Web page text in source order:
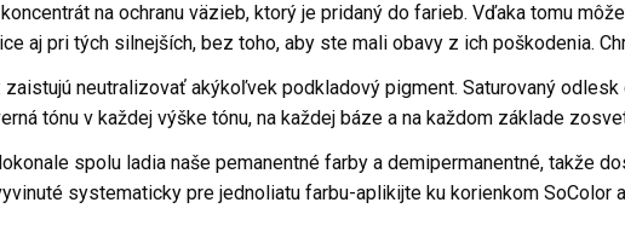
na ochranu väzieb, ktorý je pridaný do farieb. Vďaka tomu
aj pri tých silnejších, bez toho, aby ste mali obavy z ich poškodenia.
zaistujú neutralizovať akýkoľvek podkladový pigment. Saturovaný
tónu v každej výške tónu, na každej báze a na každom základe
spolu ladia naše pemanentné farby a demipermanentné, takže
systematicky pre jednoliatu farbu-aplikijte ku korienkom SoColor